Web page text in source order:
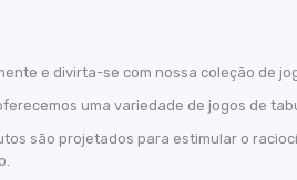
e divirta-se com nossa coleção de
uma variedade de jogos de
são projetados para estimular o